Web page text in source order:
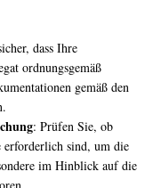
dass Ihre
ordnungsgemäß
gemäß den
: Prüfen Sie, ob
erforderlich sind, um die
im Hinblick auf die